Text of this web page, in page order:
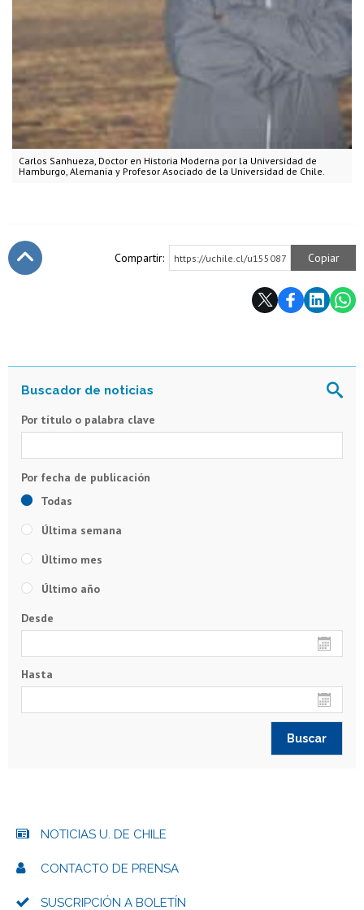
Carlos Sanhueza, Doctor en Historia Moderna por la Universidad de
Hamburgo, Alemania y Profesor Asociado de la Universidad de Chile.
Compartir: https://uchile.cl/u155087 Copiar
Por título o palabra clave
Todas
Última semana
Último mes
Último año
Desde
Hasta
NOTICIAS U. DE CHILE
CONTACTO DE PRENSA
SUSCRIPCIÓN A BOLETÍN